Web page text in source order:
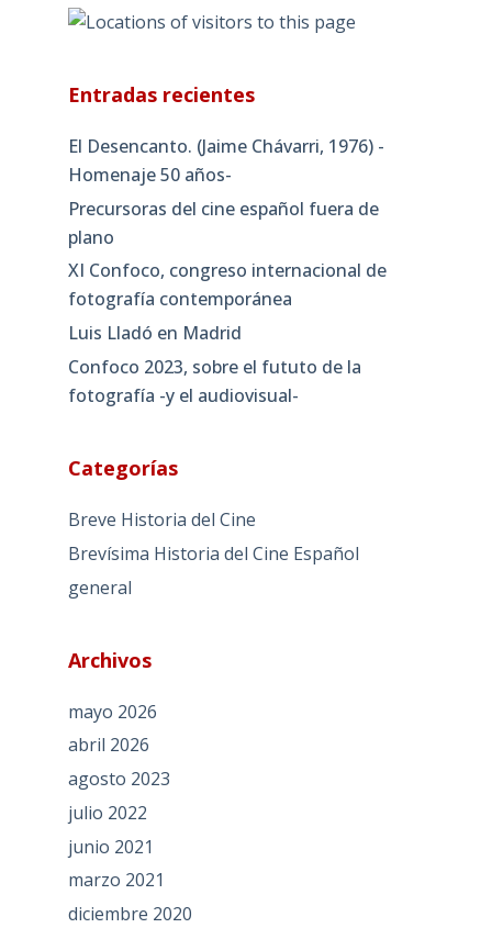
Entradas recientes
El Desencanto. (Jaime Chávarri, 1976) -
Homenaje 50 años-
Precursoras del cine español fuera de
plano
XI Confoco, congreso internacional de
fotografía contemporánea
Luis Lladó en Madrid
Confoco 2023, sobre el fututo de la
fotografía -y el audiovisual-
Categorías
Breve Historia del Cine
Brevísima Historia del Cine Español
general
Archivos
mayo 2026
abril 2026
agosto 2023
julio 2022
junio 2021
marzo 2021
diciembre 2020